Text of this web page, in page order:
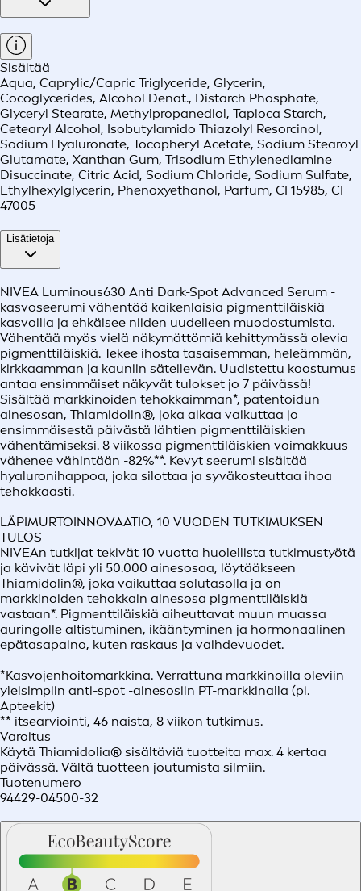
Sisältää
Aqua, Caprylic/Capric Triglyceride, Glycerin,
Cocoglycerides, Alcohol Denat., Distarch Phosphate,
Glyceryl Stearate, Methylpropanediol, Tapioca Starch,
Cetearyl Alcohol, Isobutylamido Thiazolyl Resorcinol,
Sodium Hyaluronate, Tocopheryl Acetate, Sodium Stearoyl
Glutamate, Xanthan Gum, Trisodium Ethylenediamine
Disuccinate, Citric Acid, Sodium Chloride, Sodium Sulfate,
Ethylhexylglycerin, Phenoxyethanol, Parfum, CI 15985, CI
47005
Lisätietoja
NIVEA Luminous630 Anti Dark-Spot Advanced Serum -
kasvoseerumi vähentää kaikenlaisia pigmenttiläiskiä
kasvoilla ja ehkäisee niiden uudelleen muodostumista.
Vähentää myös vielä näkymättömiä kehittymässä olevia
pigmenttiläiskiä. Tekee ihosta tasaisemman, heleämmän,
kirkkaamman ja kauniin säteilevän. Uudistettu koostumus
antaa ensimmäiset näkyvät tulokset jo 7 päivässä!
Sisältää markkinoiden tehokkaimman*, patentoidun
ainesosan, Thiamidolin®, joka alkaa vaikuttaa jo
ensimmäisestä päivästä lähtien pigmenttiläiskien
vähentämiseksi. 8 viikossa pigmenttiläiskien voimakkuus
vähenee vähintään -82%**. Kevyt seerumi sisältää
hyaluronihappoa, joka silottaa ja syväkosteuttaa ihoa
tehokkaasti.
LÄPIMURTOINNOVAATIO, 10 VUODEN TUTKIMUKSEN
TULOS
NIVEAn tutkijat tekivät 10 vuotta huolellista tutkimustyötä
ja kävivät läpi yli 50.000 ainesosaa, löytääkseen
Thiamidolin®, joka vaikuttaa solutasolla ja on
markkinoiden tehokkain ainesosa pigmenttiläiskiä
vastaan*. Pigmenttiläiskiä aiheuttavat muun muassa
auringolle altistuminen, ikääntyminen ja hormonaalinen
epätasapaino, kuten raskaus ja vaihdevuodet.
*Kasvojenhoitomarkkina. Verrattuna markkinoilla oleviin
yleisimpiin anti-spot -ainesosiin PT-markkinalla (pl.
Apteekit)
** itsearviointi, 46 naista, 8 viikon tutkimus.
Varoitus
Käytä Thiamidolia® sisältäviä tuotteita max. 4 kertaa
päivässä. Vältä tuotteen joutumista silmiin.
Tuotenumero
94429-04500-32